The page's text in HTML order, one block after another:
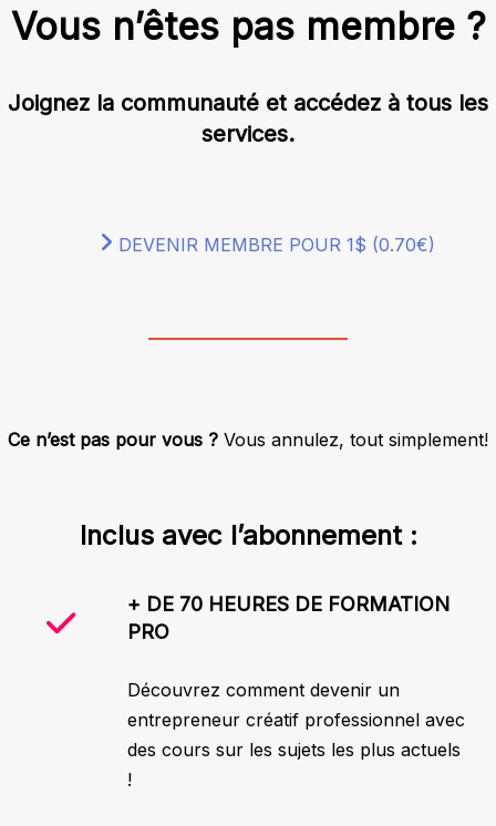
Vous n’êtes pas membre ?
Joignez la communauté et accédez à tous les
services.
DEVENIR MEMBRE POUR 1$ (0.70€)
Ce n’est pas pour vous ? Vous annulez, tout simplement!
Inclus avec l’abonnement :
+ DE 70 HEURES DE FORMATION
PRO
Découvrez comment devenir un
entrepreneur créatif professionnel avec
des cours sur les sujets les plus actuels
!